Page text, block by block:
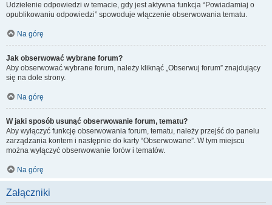
Udzielenie odpowiedzi w temacie, gdy jest aktywna funkcja “Powiadamiaj o
opublikowaniu odpowiedzi” spowoduje włączenie obserwowania tematu.
Na górę
Jak obserwować wybrane forum?
Aby obserwować wybrane forum, należy kliknąć „Obserwuj forum” znajdujący
się na dole strony.
Na górę
W jaki sposób usunąć obserwowanie forum, tematu?
Aby wyłączyć funkcję obserwowania forum, tematu, należy przejść do panelu
zarządzania kontem i następnie do karty “Obserwowane”. W tym miejscu
można wyłączyć obserwowanie forów i tematów.
Na górę
Załączniki